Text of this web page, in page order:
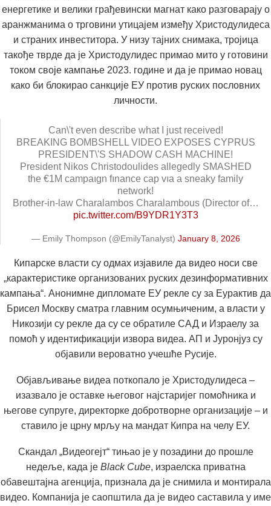
енергетике и велики грађевински магнат како разговарају о
аранжманима о трговини утицајем између Христодулидеса
и страних инвеститора. У низу тајних снимака, тројица
такође тврде да је Христодулидес примао мито у готовини
током своје кампање 2023. године и да је примао новац
како би блокирао санкције ЕУ против руских пословних
личности.
Can\'t even describe what I just received!
BREAKING BOMBSHELL VIDEO EXPOSES CYPRUS
PRESIDENT\'S SHADOW CASH MACHINE!
President Nikos Christodoulides allegedly SMASHED
the €1M campaıgn fınance cap vıa a sneaky family
network!
Brother-in-law Charalambos Charalambous (Director of…
pic.twitter.com/B9YDR1Y3T3
— Emily Thompson (@EmilyTanalyst) January 8, 2026
Кипарске власти су одмах изјавиле да видео носи све
„карактеристике организованих руских дезинформативних
кампања“. Анонимне дипломате ЕУ рекле су за Еурактив да
Брисел Москву сматра главним осумњиченим, а власти у
Никозији су рекле да су се обратиле САД и Израелу за
помоћ у идентификацији извора видеа. АП и Јуронјуз су
објавили вероватно учешће Русије.
Објављивање видеа поткопало је Христодулидеса –
изазвало је оставке његовог најстаријег помоћника и
његове супруге, директорке добротворне организације – и
ставило је црну мрљу на мандат Кипра на челу ЕУ.
Скандал „Видеогејт“ тињао је у позадини до прошле
недеље, када је Black Cube, израелска приватна
обавештајна агенција, признала да је снимила и монтирала
видео. Компанија је саопштила да је видео саставила у име